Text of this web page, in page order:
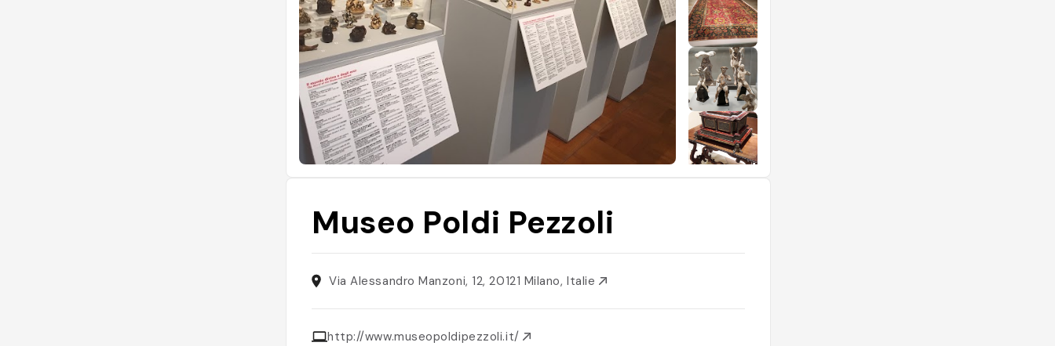
Museo Poldi Pezzoli
Via Alessandro Manzoni, 12, 20121 Milano, Italie
http://www.museopoldipezzoli.it/